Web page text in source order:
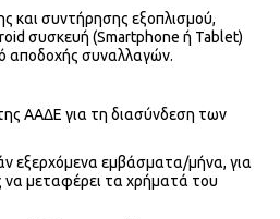
και συντήρησης εξοπλισμού,
συσκευή (Smartphone ή Tablet)
αποδοχής συναλλαγών.
ΑΑΔΕ για τη διασύνδεση των
εξερχόμενα εμβάσματα/μήνα, για
να μεταφέρει τα χρήματά του